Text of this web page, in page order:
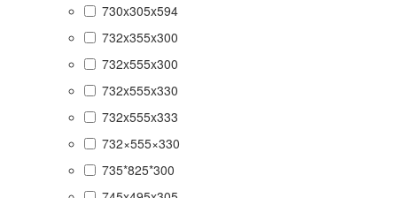
730x305x594
732x355x300
732x555x300
732x555x330
732x555x333
732×555×330
735*825*300